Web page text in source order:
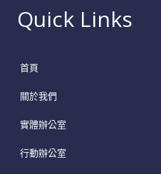
Quick Links
首頁
關於我們
實體辦公室
行動辦公室